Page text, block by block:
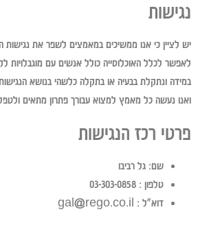
נגישות
יש לציין כי אנו ממשיכים במאמצים לשפר את נגישות
לאפשר לכלל האוכלוסייה כולל אנשים עם מוגבלויות
במידה ונתקלת בבעיה או בתקלה כלשהי בנושא
ואנו נעשה כל מאמץ למצוא עבורך פתרון מתאים
פרטי רכז הנגישות
שם: גל רביבו
טלפון : 03-303-0858
דוא”ל : gal@rego.co.il